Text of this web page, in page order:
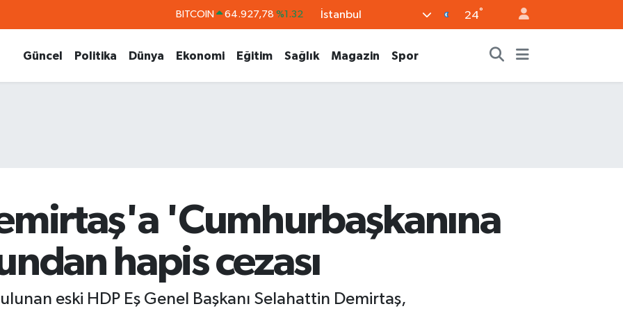
DOLAR 47,5894 %0.08 İstanbul 24°
Güncel Politika Dünya Ekonomi Eğitim Sağlık Magazin Spor
'Cumhurbaşkanına
hapis cezası
eski HDP Eş Genel Başkanı Selahattin Demirtaş,